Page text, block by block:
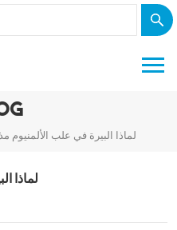
لماذا البيرة في علب الألمنيوم
لماذا